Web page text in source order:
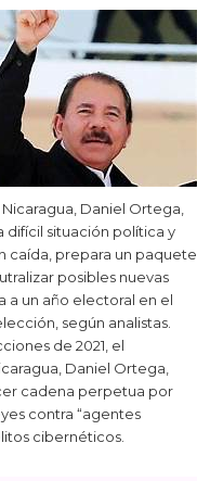
Daniel Ortega,
difícil situación política y
caída, prepara un paquete
posibles nuevas
a un año electoral en el
según analistas.
de 2021, el
Daniel Ortega,
cadena perpetua por
contra “agentes
cibernéticos.